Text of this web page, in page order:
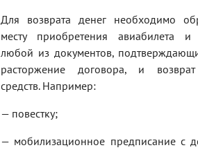
Для возврата денег необходимо
месту приобретения авиабилета и
любой из документов,
расторжение договора, и
средств. Например:
— повестку;
— мобилизационное предписание с